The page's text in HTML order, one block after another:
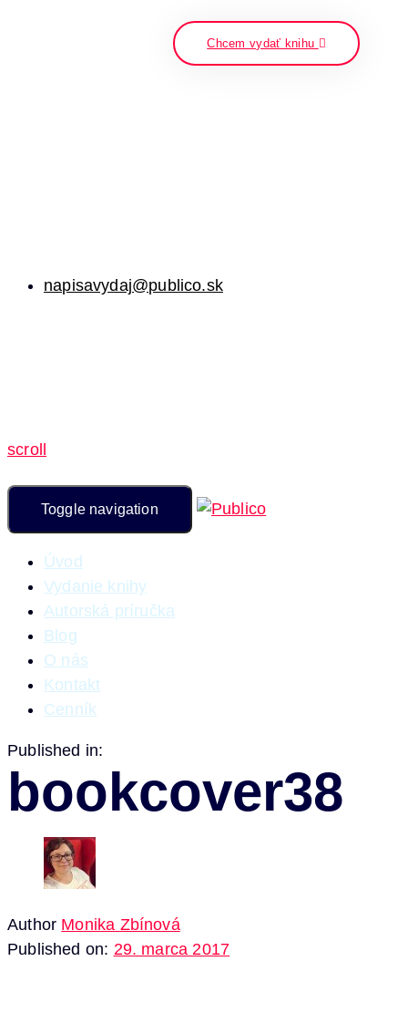
Chcem vydať knihu
napisavydaj@publico.sk
scroll
Toggle navigation
Úvod
Vydanie knihy
Autorská príručka
Blog
O nás
Kontakt
Cenník
Published in:
bookcover38
Author Monika Zbínová
Published on: 29. marca 2017